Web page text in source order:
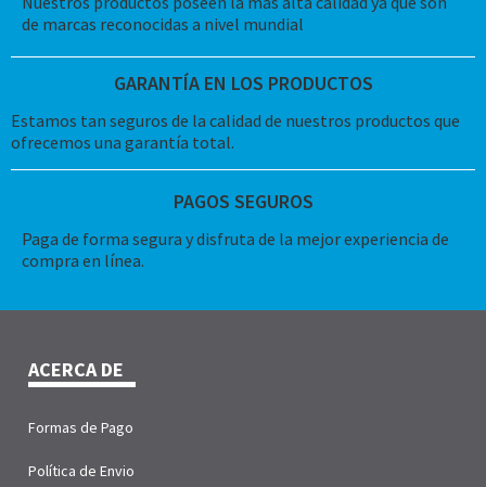
de marcas reconocidas a nivel mundial
GARANTÍA EN LOS PRODUCTOS
Estamos tan seguros de la calidad de nuestros productos que
ofrecemos una garantía total.
PAGOS SEGUROS
Paga de forma segura y disfruta de la mejor experiencia de
compra en línea.
ACERCA DE
Formas de Pago
Política de Envio